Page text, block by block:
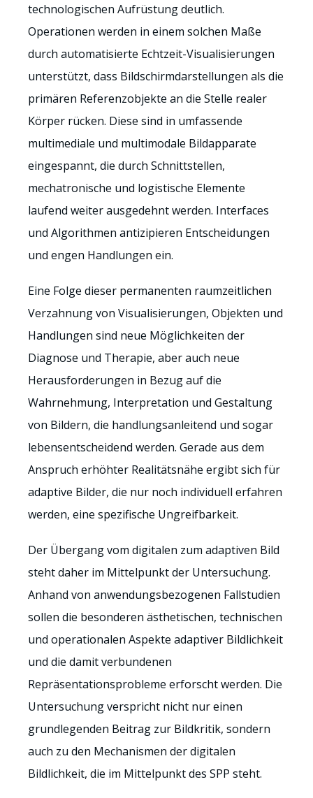
technologischen Aufrüstung deutlich.
Operationen werden in einem solchen Maße
durch automatisierte Echtzeit-Visualisierungen
unterstützt, dass Bildschirmdarstellungen als die
primären Referenzobjekte an die Stelle realer
Körper rücken. Diese sind in umfassende
multimediale und multimodale Bildapparate
eingespannt, die durch Schnittstellen,
mechatronische und logistische Elemente
laufend weiter ausgedehnt werden. Interfaces
und Algorithmen antizipieren Entscheidungen
und engen Handlungen ein.
Eine Folge dieser permanenten raumzeitlichen
Verzahnung von Visualisierungen, Objekten und
Handlungen sind neue Möglichkeiten der
Diagnose und Therapie, aber auch neue
Herausforderungen in Bezug auf die
Wahrnehmung, Interpretation und Gestaltung
von Bildern, die handlungsanleitend und sogar
lebensentscheidend werden. Gerade aus dem
Anspruch erhöhter Realitätsnähe ergibt sich für
adaptive Bilder, die nur noch individuell erfahren
werden, eine spezifische Ungreifbarkeit.
Der Übergang vom digitalen zum adaptiven Bild
steht daher im Mittelpunkt der Untersuchung.
Anhand von anwendungsbezogenen Fallstudien
sollen die besonderen ästhetischen, technischen
und operationalen Aspekte adaptiver Bildlichkeit
und die damit verbundenen
Repräsentationsprobleme erforscht werden. Die
Untersuchung verspricht nicht nur einen
grundlegenden Beitrag zur Bildkritik, sondern
auch zu den Mechanismen der digitalen
Bildlichkeit, die im Mittelpunkt des SPP steht.